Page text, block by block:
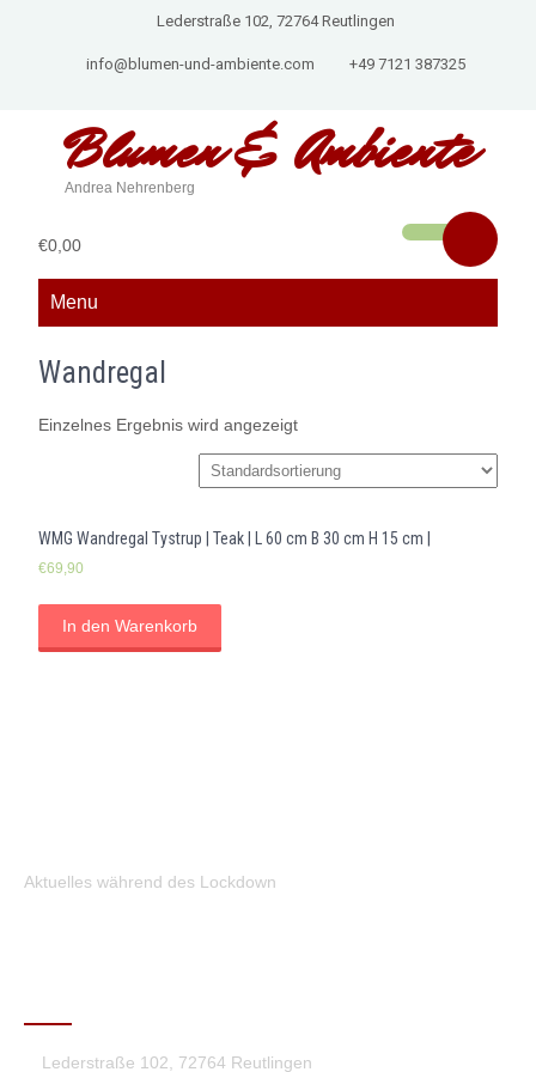
Lederstraße 102, 72764 Reutlingen
info@blumen-und-ambiente.com +49 7121 387325
Blumen &Ambiente
Andrea Nehrenberg
€0,00
Menu
Wandregal
Einzelnes Ergebnis wird angezeigt
WMG Wandregal Tystrup | Teak | L 60 cm B 30 cm H 15 cm |
€69,90
In den Warenkorb
Aktuelles während des Lockdown
Lederstraße 102, 72764 Reutlingen